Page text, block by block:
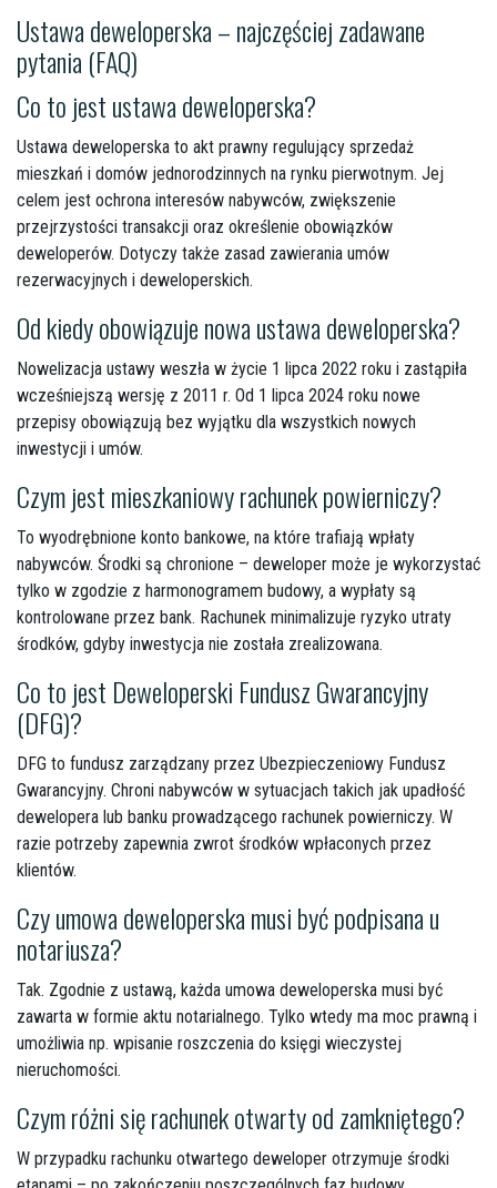
Ustawa deweloperska – najczęściej zadawane
pytania (FAQ)
Co to jest ustawa deweloperska?
Ustawa deweloperska to akt prawny regulujący sprzedaż
mieszkań i domów jednorodzinnych na rynku pierwotnym. Jej
celem jest ochrona interesów nabywców, zwiększenie
przejrzystości transakcji oraz określenie obowiązków
deweloperów. Dotyczy także zasad zawierania umów
rezerwacyjnych i deweloperskich.
Od kiedy obowiązuje nowa ustawa deweloperska?
Nowelizacja ustawy weszła w życie 1 lipca 2022 roku i zastąpiła
wcześniejszą wersję z 2011 r. Od 1 lipca 2024 roku nowe
przepisy obowiązują bez wyjątku dla wszystkich nowych
inwestycji i umów.
Czym jest mieszkaniowy rachunek powierniczy?
To wyodrębnione konto bankowe, na które trafiają wpłaty
nabywców. Środki są chronione – deweloper może je wykorzystać
tylko w zgodzie z harmonogramem budowy, a wypłaty są
kontrolowane przez bank. Rachunek minimalizuje ryzyko utraty
środków, gdyby inwestycja nie została zrealizowana.
Co to jest Deweloperski Fundusz Gwarancyjny
(DFG)?
DFG to fundusz zarządzany przez Ubezpieczeniowy Fundusz
Gwarancyjny. Chroni nabywców w sytuacjach takich jak upadłość
dewelopera lub banku prowadzącego rachunek powierniczy. W
razie potrzeby zapewnia zwrot środków wpłaconych przez
klientów.
Czy umowa deweloperska musi być podpisana u
notariusza?
Tak. Zgodnie z ustawą, każda umowa deweloperska musi być
zawarta w formie aktu notarialnego. Tylko wtedy ma moc prawną i
umożliwia np. wpisanie roszczenia do księgi wieczystej
nieruchomości.
Czym różni się rachunek otwarty od zamkniętego?
W przypadku rachunku otwartego deweloper otrzymuje środki